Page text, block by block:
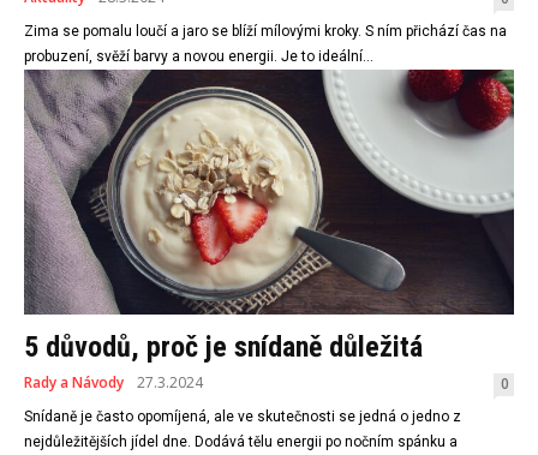
Zima se pomalu loučí a jaro se blíží mílovými kroky. S ním přichází čas na
probuzení, svěží barvy a novou energii. Je to ideální...
5 důvodů, proč je snídaně důležitá
Rady a Návody 27.3.2024 0
Snídaně je často opomíjená, ale ve skutečnosti se jedná o jedno z
nejdůležitějších jídel dne. Dodává tělu energii po nočním spánku a